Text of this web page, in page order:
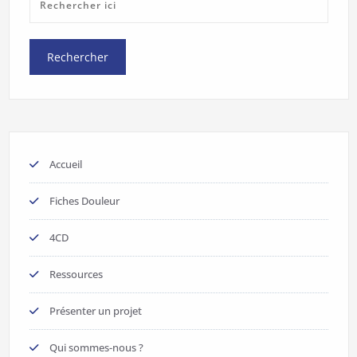
Accueil
Fiches Douleur
4CD
Ressources
Présenter un projet
Qui sommes-nous ?